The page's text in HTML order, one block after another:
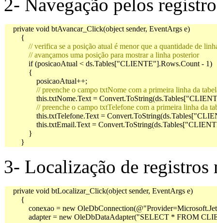
2- Navegação pelos
    private void btAvancar_Click(object sender, EventArgs e)
        {
// verifica se a posição atual é menor que a quantidade de
            // avançamos uma posição para mostrar a linha posterior
if (posicaoAtual < ds.Tables["CLIENTE"].Rows.Count - 1)
            {
                posicaoAtual++;
// preenche o campo txtNome com a primeira linha da
this.txtNome.Text =
// preenche o campo txtTelefone com a primeira linha da
this.txtTelefone.Text =
this.txtEmail.Text =
            }
        }
3- Localização de registros
    private void btLocalizar_Click(object sender, EventArgs e)
        {
conexao = new
adapter = new OleDbDataAdapter("SELECT * FROM